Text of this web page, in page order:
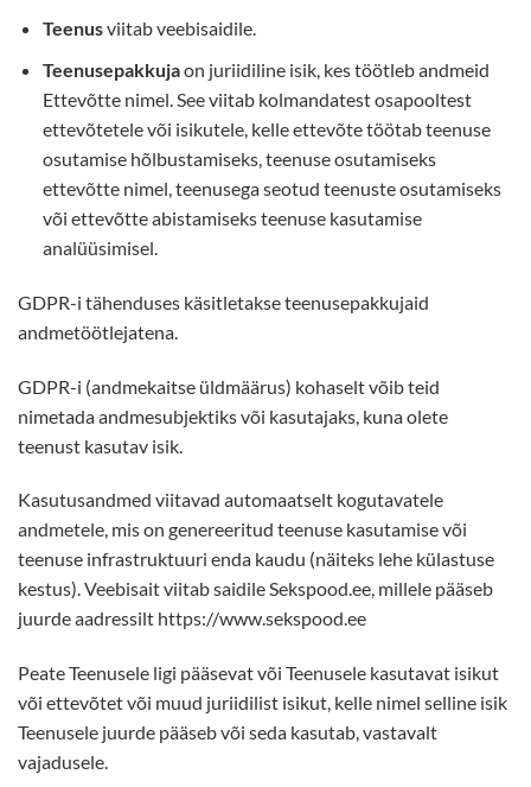
Teenusviitab veebisaidile.
Teenusepakkujaon juriidiline isik, kes töötleb andmeid
Ettevõtte nimel. See viitab kolmandatest osapooltest
ettevõtetele või isikutele, kelle ettevõte töötab teenuse
osutamise hõlbustamiseks, teenuse osutamiseks
ettevõtte nimel, teenusega seotud teenuste osutamiseks
või ettevõtte abistamiseks teenuse kasutamise
analüüsimisel.
GDPR-i tähenduses käsitletakse teenusepakkujaid
andmetöötlejatena.
GDPR-i (andmekaitse üldmäärus) kohaselt võib teid
nimetada andmesubjektiks või kasutajaks, kuna olete
teenust kasutav isik.
Kasutusandmed viitavad automaatselt kogutavatele
andmetele, mis on genereeritud teenuse kasutamise või
teenuse infrastruktuuri enda kaudu (näiteks lehe külastuse
kestus). Veebisait viitab saidile Sekspood.ee, millele pääseb
juurde aadressilt https://www.sekspood.ee
Peate Teenusele ligi pääsevat või Teenusele kasutavat isikut
või ettevõtet või muud juriidilist isikut, kelle nimel selline isik
Teenusele juurde pääseb või seda kasutab, vastavalt
vajadusele.